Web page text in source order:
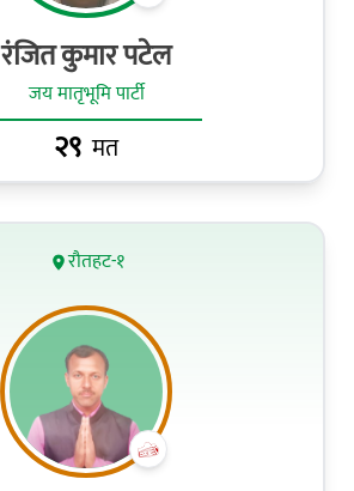
र‌ंजित कुमार पटेल
जय मातृभूमि पार्टी
२९ मत
रौतहट-१